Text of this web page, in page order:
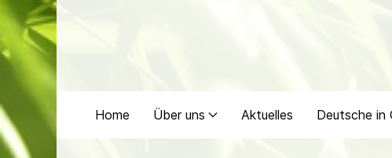
Home Über uns Aktuelles Deutsche in